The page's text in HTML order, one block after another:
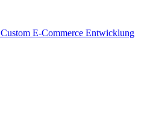
Custom E-Commerce Entwicklung